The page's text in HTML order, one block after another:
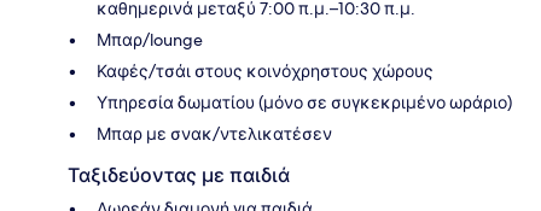
καθημερινά μεταξύ 7:00 π.μ.–10:30 π.μ.
Μπαρ/lounge
Καφές/τσάι στους κοινόχρηστους χώρους
Υπηρεσία δωματίου (μόνο σε συγκεκριμένο ωράριο)
Μπαρ με σνακ/ντελικατέσεν
Ταξιδεύοντας με παιδιά